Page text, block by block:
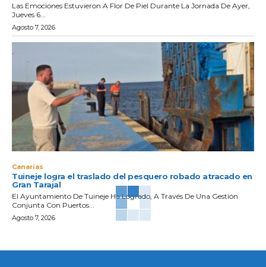
Las Emociones Estuvieron A Flor De Piel Durante La Jornada De Ayer,
Jueves 6...
Agosto 7, 2026
Canarias
Tuineje logra el traslado del pesquero robado atracado en
Gran Tarajal
El Ayuntamiento De Tuineje Ha Logrado, A Través De Una Gestión
Conjunta Con Puertos...
Agosto 7, 2026